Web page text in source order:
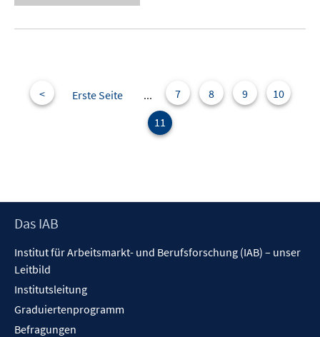
< Erste Seite ... 7 8 9
10
11
Footer
Das IAB
Institut für Arbeitsmarkt- und Berufsforschung (IAB) – unser
Leitbild
Institutsleitung
Graduiertenprogramm
Befragungen